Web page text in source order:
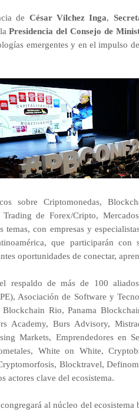
de César Vílchez Inga,
laPresidencia del Consejo de
emergentes y en el impulso
sobre Criptomonedas,
de Forex/Cripto,
con empresas y
que participarán con
oportunidades de conectar,
respaldo de más de 100
Asociación de Software y
Rio, Panama
Academy, Burs Advisory,
Markets, Emprendedores en
White on White,
Blocktravel,
actores clave del ecosistema.
al núcleo del